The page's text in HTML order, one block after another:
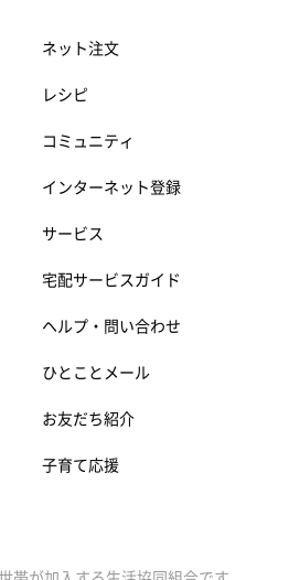
ネット注文
レシピ
コミュニティ
インターネット登録
サービス
宅配サービスガイド
ヘルプ・問い合わせ
ひとことメール
お友だち紹介
子育て応援